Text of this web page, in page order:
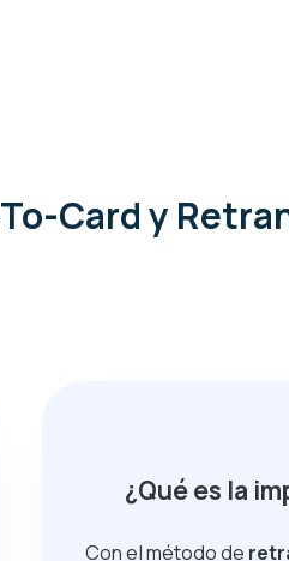
Card y
¿Qué es la
Con el método de